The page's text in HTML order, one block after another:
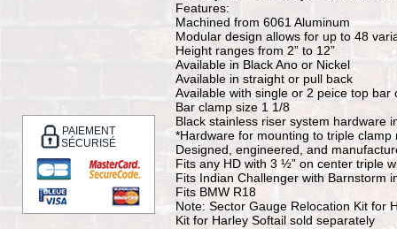
PAIEMENT
SÉCURISÉ
Features:
Machined from 6061 Aluminum
Modular design allows for up to 48
Height ranges from 2” to 12”
Available in Black Ano or Nickel
Available in straight or pull back
Available with single or 2 peice top bar
Bar clamp size 1 1/8
Black stainless riser system hardware
*Hardware for mounting to triple clamp
Designed, engineered, and
Fits any HD with 3 ½” on center triple
Fits Indian Challenger with Barnstorm
Fits BMW R18
Note: Sector Gauge Relocation Kit for
Kit for Harley Softail sold separately